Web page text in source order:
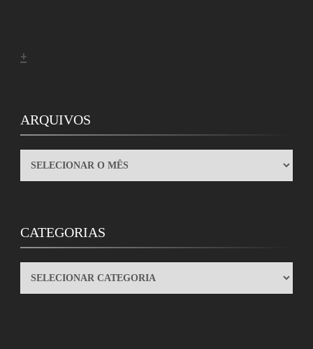
+
ARQUIVOS
ARQUIVOS
CATEGORIAS
CATEGORIAS